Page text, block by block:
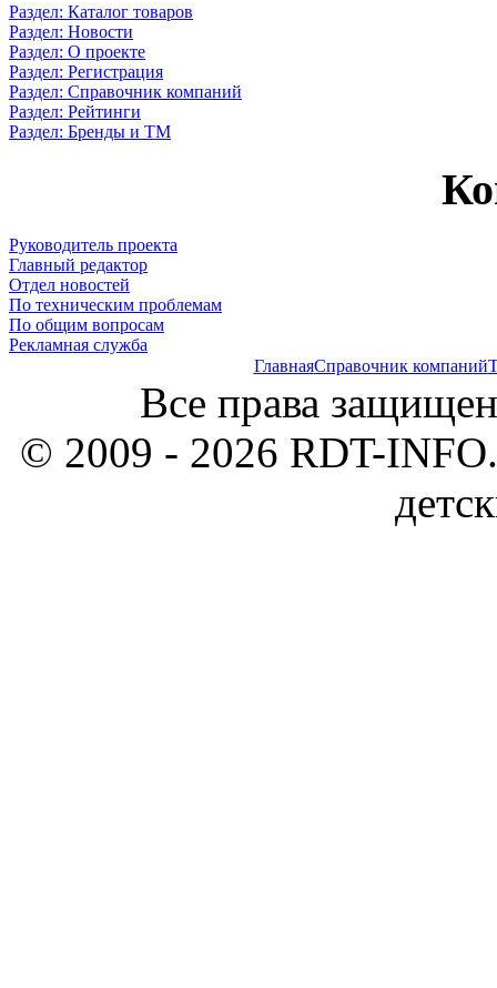
Раздел: Каталог товаров
Раздел: Новости
Раздел: О проекте
Раздел: Регистрация
Раздел: Справочник компаний
Раздел: Рейтинги
Раздел: Бренды и ТМ
Руководитель проекта
Главный редактор
Отдел новостей
По техническим проблемам
По общим вопросам
Рекламная служба
ГлавнаяСправочник компаний
Все права
© 2009 - 2026 RDT-